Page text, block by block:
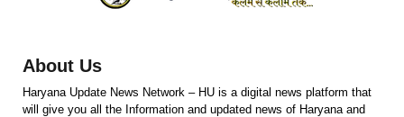
About Us
Haryana Update News Network – HU is a digital news platform that
will give you all the Information and updated news of Haryana and